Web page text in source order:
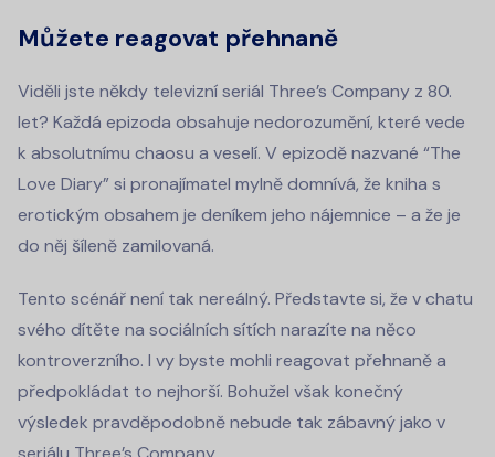
Můžete reagovat přehnaně
Viděli jste někdy televizní seriál Three’s Company z 80.
let? Každá epizoda obsahuje nedorozumění, které vede
k absolutnímu chaosu a veselí. V epizodě nazvané “The
Love Diary” si pronajímatel mylně domnívá, že kniha s
erotickým obsahem je deníkem jeho nájemnice – a že je
do něj šíleně zamilovaná.
Tento scénář není tak nereálný. Představte si, že v chatu
svého dítěte na sociálních sítích narazíte na něco
kontroverzního. I vy byste mohli reagovat přehnaně a
předpokládat to nejhorší. Bohužel však konečný
výsledek pravděpodobně nebude tak zábavný jako v